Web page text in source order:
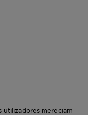
utilizadores mereciam